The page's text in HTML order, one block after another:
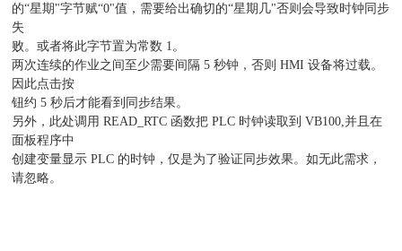
的“星期"字节赋“0"值，需要给出确切的“星期几"否则会导致时钟同步
失
败。或者将此字节置为常数 1。
两次连续的作业之间至少需要间隔 5 秒钟，否则 HMI 设备将过载。
因此点击按
钮约 5 秒后才能看到同步结果。
另外，此处调用 READ_RTC 函数把 PLC 时钟读取到 VB100,并且在
面板程序中
创建变量显示 PLC 的时钟，仅是为了验证同步效果。如无此需求，
请忽略。